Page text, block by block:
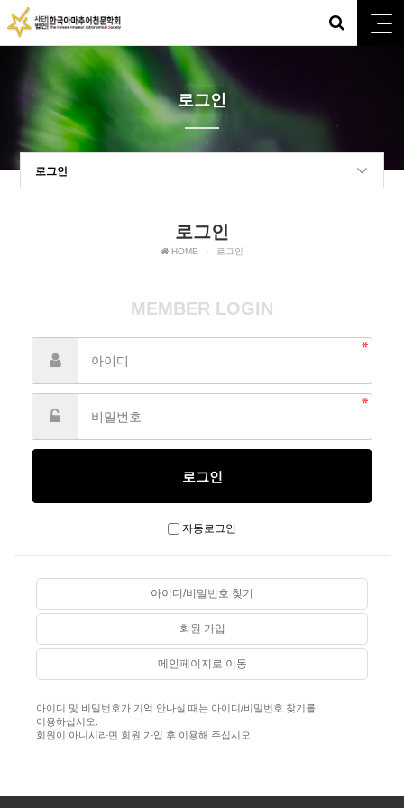
로그인
로그인
로그인
HOME 로그인
MEMBER LOGIN
자동로그인
아이디/비밀번호 찾기
회원 가입
메인페이지로 이동
아이디 및 비밀번호가 기억 안나실 때는 아이디/비밀번호 찾기를
이용하십시오.
회원이 아니시라면 회원 가입 후 이용해 주십시오.